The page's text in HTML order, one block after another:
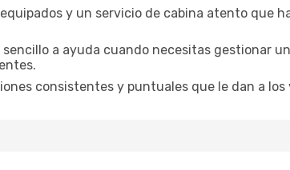
y un servicio de cabina atento que
sencillo a ayuda cuando necesitas gestionar
consistentes y puntuales que le dan a